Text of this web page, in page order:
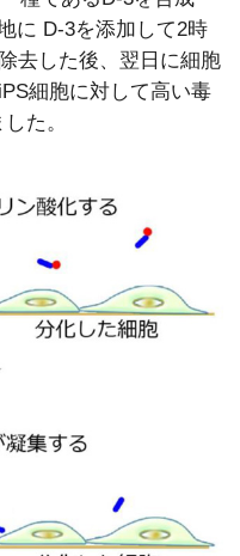
に D-3を添加して2時
去した後、翌日に細胞
細胞に対して高い毒
た。